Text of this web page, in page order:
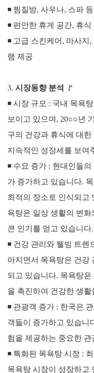
◾ 찜질방, 사우나, 스파
◾ 편안한 휴게 공간, 휴
◾ 고급 스킨케어, 마사지
램 제공
3. 시장동향 분석
🚩
◾ 시장 규모 : 국내 목욕
보이고 있으며, 20○○년
구의 건강과 휴식에 대
지속적인 성장세를 보여
◾ 수요 증가 : 현대인들의
가 증가하고 있습니다.
최적의 장소로 인식되고
욕탕은 일상 생활의 변
큰 인기를 얻고 있습니다.
◾ 건강 관리와 웰빙 트렌
아지면서 목욕탕은 건강
되고 있습니다. 목욕탕은
을 촉진하여 건강한 생
◾ 관광객 증가 : 한국은
객들이 증가하고 있습니
험을 제공하는 중요한
◾ 특화된 목욕탕 시장 :
목욕탕 시장이 성장하고